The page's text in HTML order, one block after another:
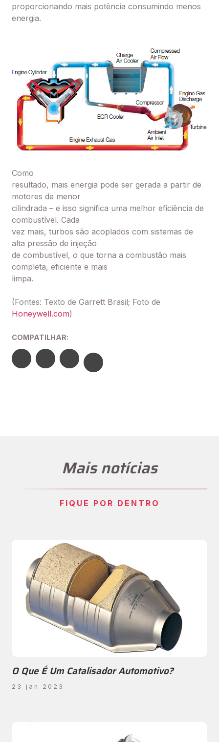
proporcionando mais potência consumindo menos
energia.
Como
resultado, mais energia pode ser gerada a partir de
motores de menor
cilindrada – e isso significa uma melhor eficiência de
combustível. Cada
vez mais, turbos são acoplados com sistemas de
alta pressão de injeção
de combustível, o que torna a combustão mais
completa, eficiente e mais
limpa.
(Fontes: Texto de Garrett Brasil; Foto de
Honeywell.com)
COMPATILHAR:
Mais notícias
FIQUE POR DENTRO
O Que É Um Catalisador Automotivo?
23 jan 2023